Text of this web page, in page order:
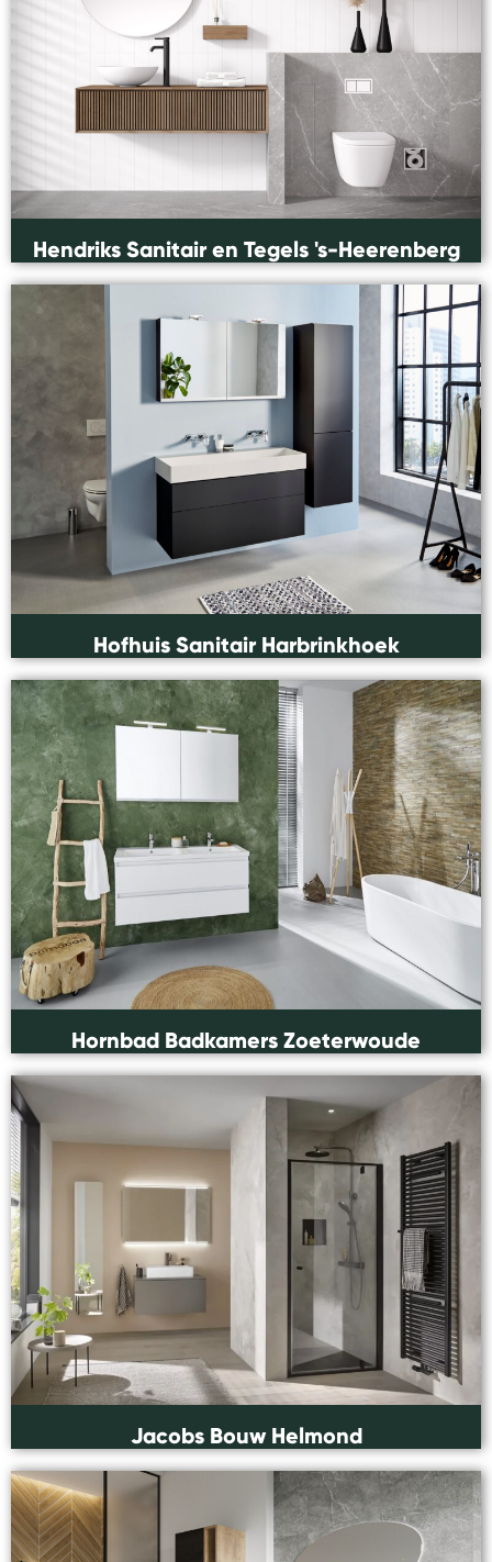
Hendriks Sanitair en Tegels 's-Heerenberg
Hofhuis Sanitair Harbrinkhoek
Hornbad Badkamers Zoeterwoude
Jacobs Bouw Helmond